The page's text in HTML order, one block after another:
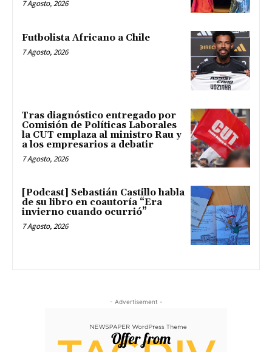
7 Agosto, 2026
Futbolista Africano a Chile
7 Agosto, 2026
Tras diagnóstico entregado por
Comisión de Políticas Laborales
la CUT emplaza al ministro Rau y
a los empresarios a debatir
7 Agosto, 2026
[Podcast] Sebastián Castillo habla
de su libro en coautoría “Era
invierno cuando ocurrió”
7 Agosto, 2026
- Advertisement -